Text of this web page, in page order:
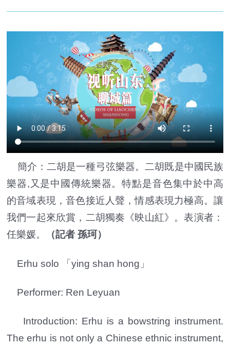
簡介：二胡是一種弓弦樂器。二胡既是中國民族
樂器,又是中國傳統樂器。特點是音色集中於中高
的音域表現，音色接近人聲，情感表現力極高。讓
我們一起來欣賞，二胡獨奏《映山紅》。表演者：
任樂媛。
（記者 孫珂）
Erhu solo 「ying shan hong」
Performer: Ren Leyuan
Introduction: Erhu is a bowstring instrument.
The erhu is not only a Chinese ethnic instrument,